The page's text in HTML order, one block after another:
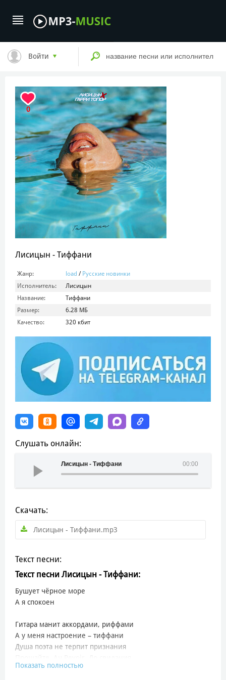
Войти
0
Лисицын - Тиффани
Жанр: load / Русские новинки
Исполнитель:
Лисицын
Название:
Тиффани
Размер:
6.28 МБ
Качество:
320 кбит
Слушать онлайн:
00:00
Лисицын - Тиффани
Скачать:
Лисицын - Тиффани.mp3
Текст песни:
Текст песни Лисицын - Тиффани:
Бушует чёрное море
А я спокоен
Гитара манит аккордами, риффами
А у меня настроение – тиффани
Душа поэта не терпит признания
Показать полностью